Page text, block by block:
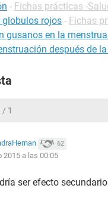
- Fichas prácticas -
globulos rojos - Fichas
gusanos en la
después de
/ 1
62
2015 a las 00:05
ser efecto